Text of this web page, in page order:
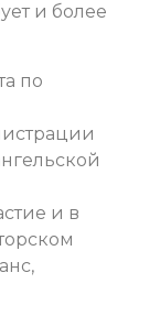
и более
по
и в